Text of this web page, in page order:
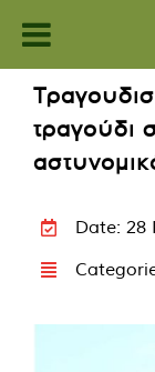
contentτραγούδι
Date: 28